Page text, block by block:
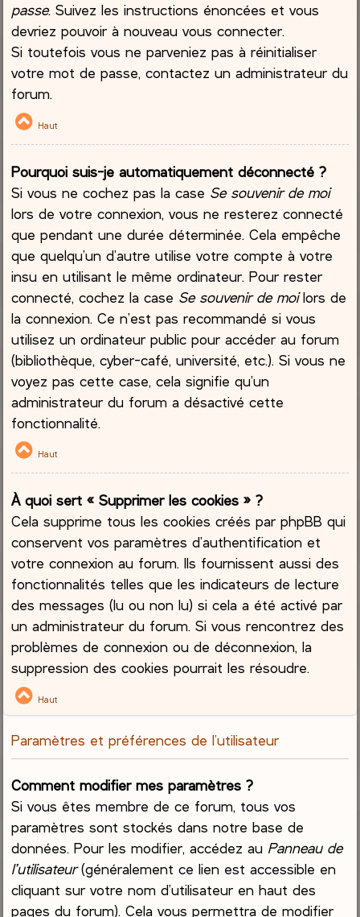
passe. Suivez les instructions énoncées et vous
devriez pouvoir à nouveau vous connecter.
Si toutefois vous ne parveniez pas à réinitialiser
votre mot de passe, contactez un administrateur du
forum.
Haut
Pourquoi suis-je automatiquement déconnecté ?
Si vous ne cochez pas la case Se souvenir de moi
lors de votre connexion, vous ne resterez connecté
que pendant une durée déterminée. Cela empêche
que quelqu’un d’autre utilise votre compte à votre
insu en utilisant le même ordinateur. Pour rester
connecté, cochez la case Se souvenir de moilors de
la connexion. Ce n’est pas recommandé si vous
utilisez un ordinateur public pour accéder au forum
(bibliothèque, cyber-café, université, etc.). Si vous ne
voyez pas cette case, cela signifie qu’un
administrateur du forum a désactivé cette
fonctionnalité.
Haut
À quoi sert « Supprimer les cookies » ?
Cela supprime tous les cookies créés par phpBB qui
conservent vos paramètres d’authentification et
votre connexion au forum. Ils fournissent aussi des
fonctionnalités telles que les indicateurs de lecture
des messages (lu ou non lu) si cela a été activé par
un administrateur du forum. Si vous rencontrez des
problèmes de connexion ou de déconnexion, la
suppression des cookies pourrait les résoudre.
Haut
Paramètres et préférences de l’utilisateur
Comment modifier mes paramètres ?
Si vous êtes membre de ce forum, tous vos
paramètres sont stockés dans notre base de
données. Pour les modifier, accédez au Panneau de
l’utilisateur(généralement ce lien est accessible en
cliquant sur votre nom d’utilisateur en haut des
pages du forum). Cela vous permettra de modifier